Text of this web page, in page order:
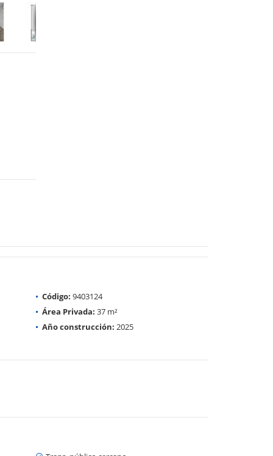
Código: 9403124
Área Privada: 37 m²
Año construcción: 2025